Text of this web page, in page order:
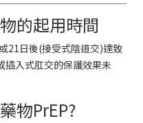
的起用時間
21日後(接受式陰道交)達致
插入式肛交的保護效果未
物PrEP?